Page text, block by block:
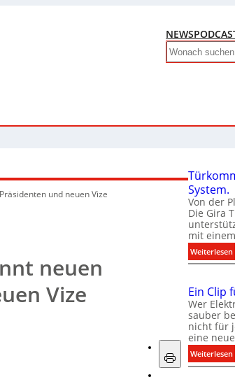
NEWS
Search
und neuen Vize
neuen
Vize
System.
Von der
Die Gira
mit
Weiterlesen:
r
u
Ein Clip
Wer
sauber
nicht für
eine
Weiterlesen: